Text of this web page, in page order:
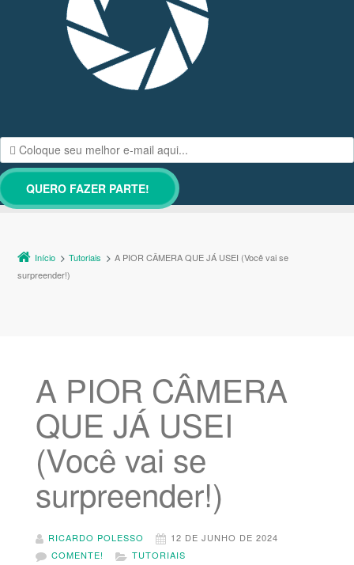
Início Tutoriais
A PIOR CÂMERA QUE JÁ USEI (Você vai se
surpreender!)
A PIOR CÂMERA
QUE JÁ USEI
(Você vai se
surpreender!)
RICARDO POLESSO
12 DE JUNHO DE 2024
COMENTE!
TUTORIAIS